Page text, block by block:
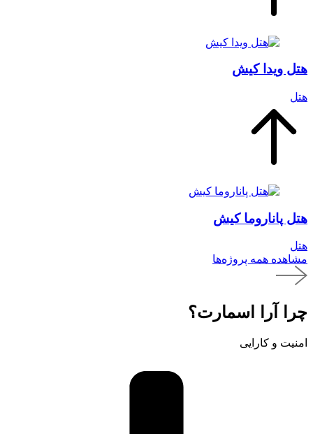
هتل ویدا کیش
هتل
هتل پاناروما کیش
هتل
مشاهده همه پروژه‌ها
چرا آرا اسمارت؟
امنیت و کارایی